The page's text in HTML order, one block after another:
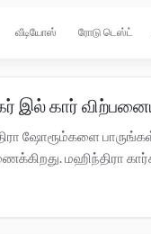
வீடியோஸ் ரோடு டெஸ்ட்
இல் கார்
ஷோரூம்களை
மஹிந்திரா